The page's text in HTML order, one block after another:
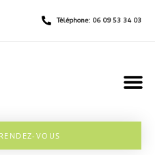
Téléphone: 06 09 53 34 03
VOUS